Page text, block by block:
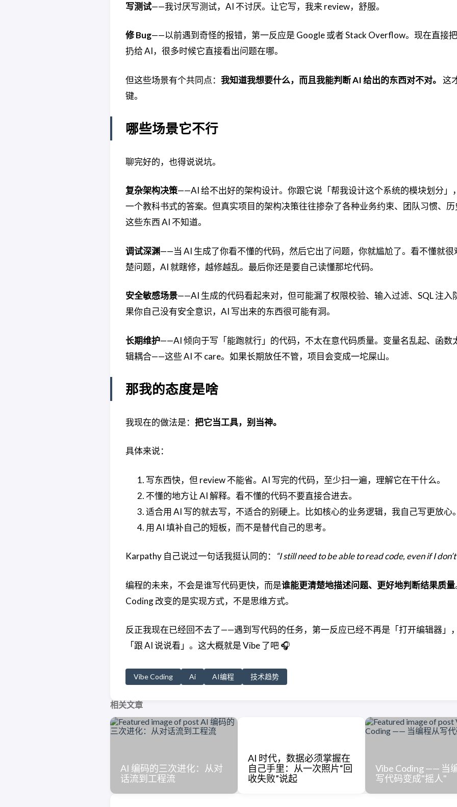
写测试——我讨厌写测试，AI 不讨厌。让它写，我来 review，舒服。
修 Bug——以前遇到奇怪的报错，第一反应是 Google 或者 Stack Overflow。现在直接
扔给 AI，很多时候它直接看出问题在哪。
但这些场景有个共同点： 我知道我想要什么，而且我能判断 AI 给出的东西对不对。
这
键。
哪些场景它不行
聊完好的，也得说说坑。
复杂架构决策——AI 给不出好的架构设计。你跟它说「帮我设计这个系统的模块划分」
一个教科书式的答案。但真实项目的架构决策往往掺杂了各种业务约束、团队习惯、历
这些东西 AI 不知道。
调试深渊——当 AI 生成了你看不懂的代码，然后它出了问题，你就尴尬了。看不懂就很
楚问题，AI 就瞎修，越修越乱。最后你还是要自己读懂那坨代码。
安全敏感场景——AI 生成的代码看起来对，但可能漏了权限校验、输入过滤、SQL 注入
果你自己没有安全意识，AI 写出来的东西很可能有洞。
长期维护——AI 倾向于写「能跑就行」的代码，不太在意代码质量。变量名乱起、函数
辑耦合——这些 AI 不 care。如果长期放任不管，项目会变成一坨屎山。
那我的态度是啥
我现在的做法是： 把它当工具，别当神。
具体来说：
写东西快，但 review 不能省。AI 写完的代码，至少扫一遍，理解它在干什么。
不懂的地方让 AI 解释。看不懂的代码不要直接合进去。
适合用 AI 写的就去写，不适合的别硬上。比如核心的业务逻辑，我自己写更放心。
用 AI 填补自己的短板，而不是替代自己的思考。
Karpathy 自己说过一句话我挺认同的： “I still need to be able to read code, even if I
编程的未来，不会是谁写代码更快，而是谁能更清楚地描述问题、更好地判断结果质量
Coding 改变的是实现方式，不是思维方式。
反正我现在已经回不去了——遇到写代码的任务，第一反应已经不再是「打开编辑器」
「跟 AI 说说看」。这大概就是 Vibe 了吧 🎧
Vibe Coding Ai AI编程 技术趋势
相关文章
AI 编码的三次进化：从对
话流到工程流
AI 时代，数据必须掌握在
自己手里：从一次照片“回
收失败”说起
Vibe Coding —— 当
写代码变成"摇人"